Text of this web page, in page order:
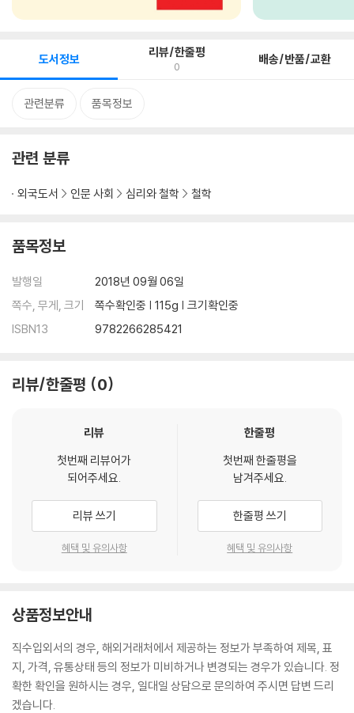
도서정보 리뷰/한줄평
0 배송/반품/교환
관련분류 품목정보
관련 분류
외국도서 인문 사회 심리와 철학 철학
품목정보
발행일
2018년 09월 06일
쪽수, 무게, 크기
쪽수확인중 | 115g | 크기확인중
ISBN13
9782266285421
리뷰/한줄평 0
리뷰
첫번째 리뷰어가
되어주세요.
리뷰 쓰기
혜택 및 유의사항
한줄평
첫번째 한줄평을
남겨주세요.
한줄평 쓰기
혜택 및 유의사항
상품정보안내
직수입외서의 경우, 해외거래처에서 제공하는 정보가 부족하여 제목, 표
지, 가격, 유통상태 등의 정보가 미비하거나 변경되는 경우가 있습니다. 정
확한 확인을 원하시는 경우, 일대일 상담으로 문의하여 주시면 답변 드리
겠습니다.